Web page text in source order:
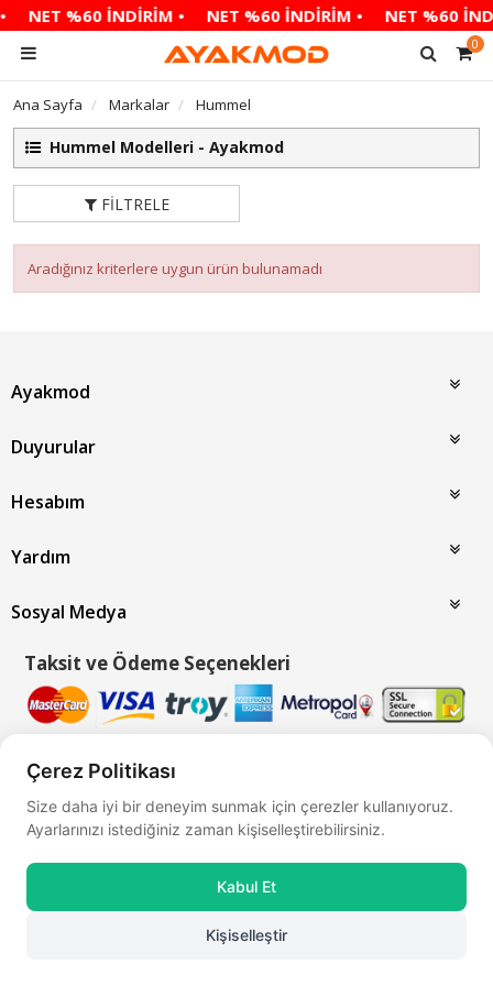
NET %60 İNDİRİM • NET %60 İNDİRİM • NET %60
0
Ana Sayfa Markalar Hummel
Hummel Modelleri - Ayakmod
FILTRELE
Aradığınız kriterlere uygun ürün bulunamadı
Ayakmod
Duyurular
Hesabım
Yardım
Sosyal Medya
Taksit ve Ödeme Seçenekleri
Bu site Vikaon E-Ticaret sistemleriile hazırlanmıştır.
Çerez Politikası
Size daha iyi bir deneyim sunmak için çerezler kullanıyoruz.
Ayarlarınızı istediğiniz zaman kişiselleştirebilirsiniz.
Kabul Et
Kişiselleştir